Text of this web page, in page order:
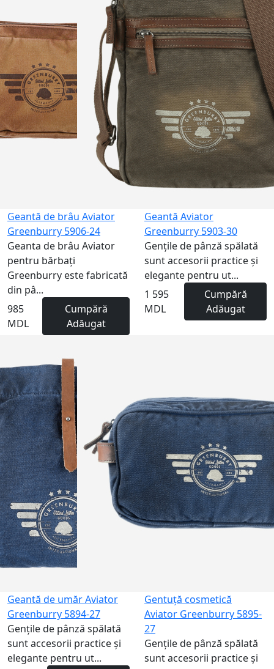
Geantă de brâu Aviator
Greenburry 5906-24
Geanta de brâu Aviator
pentru bărbați
Greenburry este fabricată
din pâ...
985
MDL
Cumpără
Adăugat
Geantă Aviator
Greenburry 5903-30
Gențile de pânză spălată
sunt accesorii practice și
elegante pentru ut...
1 595
MDL
Cumpără
Adăugat
Geantă de umăr Aviator
Greenburry 5894-27
Gențile de pânză spălată
sunt accesorii practice și
elegante pentru ut...
Gentuță cosmetică
Aviator Greenburry 5895-
27
Gențile de pânză spălată
sunt accesorii practice și